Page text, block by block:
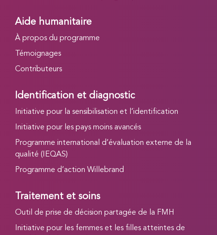
Aide humanitaire
À propos du programme
Témoignages
Contributeurs
Identification et diagnostic
Initiative pour la sensibilisation et l’identification
Initiative pour les pays moins avancés
Programme international d’évaluation externe de la
qualité (IEQAS)
Programme d’action Willebrand
Traitement et soins
Outil de prise de décision partagée de la FMH
Initiative pour les femmes et les filles atteintes de